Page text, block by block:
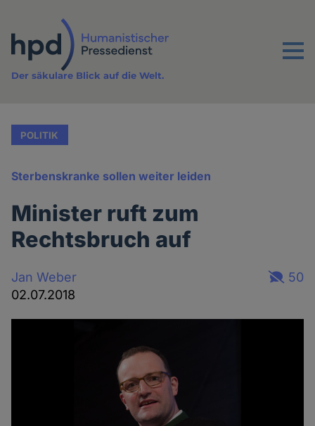
Inhalt
Menu
Der säkulare Blick auf die Welt.
POLITIK
Sterbenskranke sollen weiter leiden
Minister ruft zum
Rechtsbruch auf
Jan Weber
02.07.2018
50